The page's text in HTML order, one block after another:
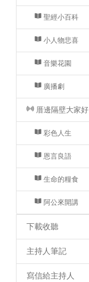
聖經小百科
小人物悲喜
音樂花園
廣播劇
厝邊隔壁大家好
彩色人生
恩言良語
生命的糧食
阿公來開講
下載收聽
主持人筆記
寫信給主持人